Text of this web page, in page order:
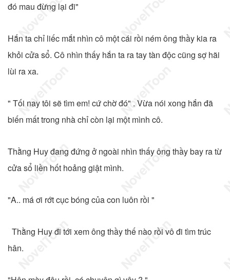
đó mau đừng lại đi"
Hắn ta chỉ liếc mắt nhìn cô một cái rồi ném ông thầy kia ra
khỏi cửa sổ. Cô nhìn thấy hắn ta ra tay tàn độc cũng sợ hãi
lùi ra xa.
" Tối nay tôi sẽ tìm em! cứ chờ đó" . Vừa nói xong hắn đã
biến mất trong nhà chỉ còn lại một mình cô.
Thằng Huy đang đứng ở ngoài nhìn thấy ông thầy bay ra từ
cửa sổ liền hốt hoảng giật mình.
"A.. má ơi rớt cục bóng của con luôn rồi "
Thằng Huy đi tới xem ông thầy thế nào rồi vô đi tìm trúc
hân.